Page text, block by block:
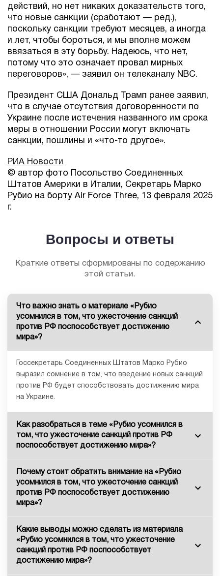
действий, но нет никаких доказательств того,
что новые санкции (сработают — ред.),
поскольку санкции требуют месяцев, а иногда
и лет, чтобы бороться, и мы вполне можем
ввязаться в эту борьбу. Надеюсь, что нет,
потому что это означает провал мирных
переговоров», — заявил он телеканалу NBС.
Президент США Дональд Трамп ранее заявил,
что в случае отсутствия договоренности по
Украине после истечения названного им срока
меры в отношении России могут включать
санкции, пошлины и «что-то другое».
РИА Новости
© автор фото Посольство Соединенных
Штатов Америки в Италии, Секретарь Марко
Рубио на борту Air Force Three, 13 февраля 2025
г.
Вопросы и ответы
Краткие ответы сформированы по содержанию
этой статьи.
Что важно знать о материале «Рубио
усомнился в том, что ужесточение санкций
против РФ поспособствует достижению
мира»?
Госсекретарь Соединенных Штатов Марко Рубио
выразил сомнение в том, что введение новых санкций
против РФ будет способствовать достижению мира
на Украине.
Как разобраться в теме «Рубио усомнился в
том, что ужесточение санкций против РФ
поспособствует достижению мира»?
Почему стоит обратить внимание на «Рубио
усомнился в том, что ужесточение санкций
против РФ поспособствует достижению
мира»?
Какие выводы можно сделать из материала
«Рубио усомнился в том, что ужесточение
санкций против РФ поспособствует
достижению мира»?